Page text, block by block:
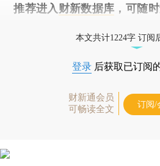
推荐进入 财新数据库 ，可随
本文共计1224字 订阅
登录 后获取已订阅
财新通会员
可畅读全文
订阅/